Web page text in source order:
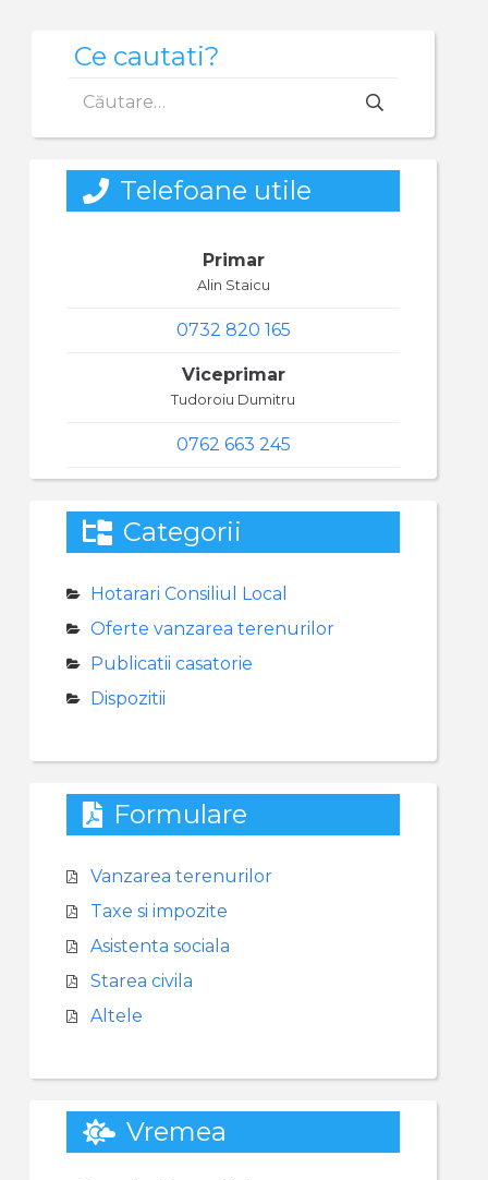
Ce cautati?
după:
Telefoane utile
Primar
Alin Staicu
0732 820 165
Viceprimar
Tudoroiu Dumitru
0762 663 245
Categorii
Hotarari Consiliul Local
Oferte vanzarea terenurilor
Publicatii casatorie
Dispozitii
Formulare
Vanzarea terenurilor
Taxe si impozite
Asistenta sociala
Starea civila
Altele
Vremea